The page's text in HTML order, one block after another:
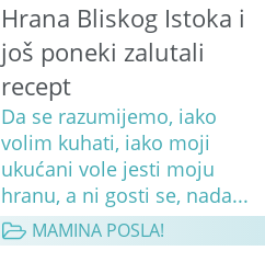
Hrana Bliskog Istoka i
još poneki zalutali
recept
Da se razumijemo, iako
volim kuhati, iako moji
ukućani vole jesti moju
hranu, a ni gosti se, nada...
MAMINA POSLA!